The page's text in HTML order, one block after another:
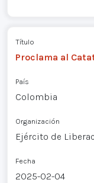
Título
Proclama al
País
Colombia
Organización
Ejército de
Fecha
2025-02-04